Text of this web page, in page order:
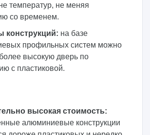
температур, не меняя
со временем.
конструкций: на базе
профильных систем можно
высокую дверь по
с пластиковой.
высокая стоимость:
алюминиевые конструкции